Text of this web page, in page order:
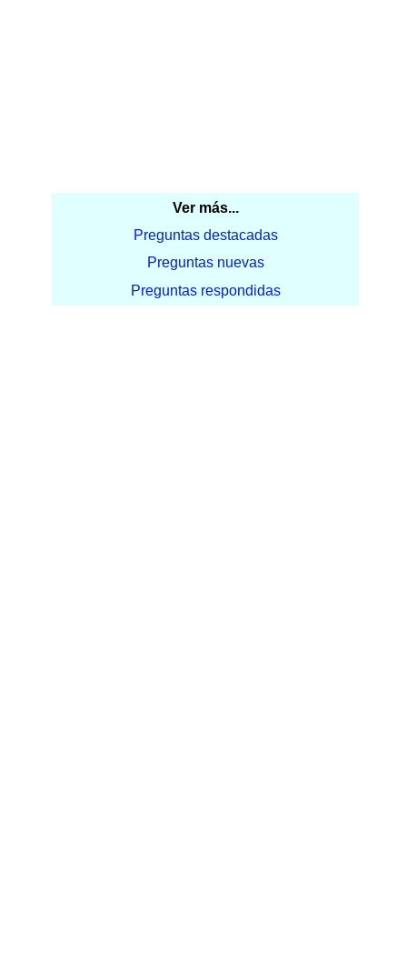
Ver más...
Preguntas destacadas
Preguntas nuevas
Preguntas respondidas